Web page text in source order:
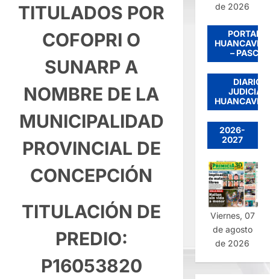
TITULADOS POR
COFOPRI O
SUNARP A
NOMBRE DE LA
MUNICIPALIDAD
PROVINCIAL DE
CONCEPCIÓN
TITULACIÓN DE
PREDIO:
P16053820
de 2026
PORTADA
– PASCO
DIARIO
JUDICIAL
2026-
2027
Viernes, 07
de agosto
de 2026